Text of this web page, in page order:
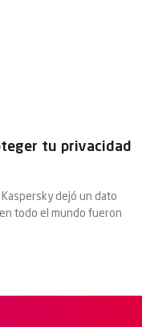
tu privacidad
dejó un dato
todo el mundo fueron